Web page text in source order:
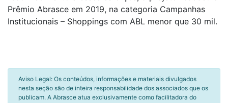
Prêmio Abrasce em 2019, na categoria Campanhas
Institucionais – Shoppings com ABL menor que 30 mil.
Aviso Legal: Os conteúdos, informações e materiais divulgados
nesta seção são de inteira responsabilidade dos associados que os
publicam. A Abrasce atua exclusivamente como facilitadora do